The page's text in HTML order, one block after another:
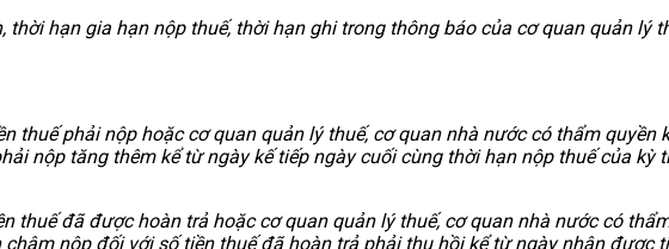
, thời hạn gia hạn nộp thuế, thời hạn ghi trong thông báo của cơ quan quản lý
thuế phải nộp hoặc cơ quan quản lý thuế, cơ quan nhà nước có thẩm quyền
nộp tăng thêm kể từ ngày kế tiếp ngày cuối cùng thời hạn nộp thuế của kỳ
thuế đã được hoàn trả hoặc cơ quan quản lý thuế, cơ quan nhà nước có
nộp đối với số tiền thuế đã hoàn trả phải thu hồi kể từ ngày nhận được